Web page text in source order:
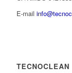
E-mail
TECNOCLEAN